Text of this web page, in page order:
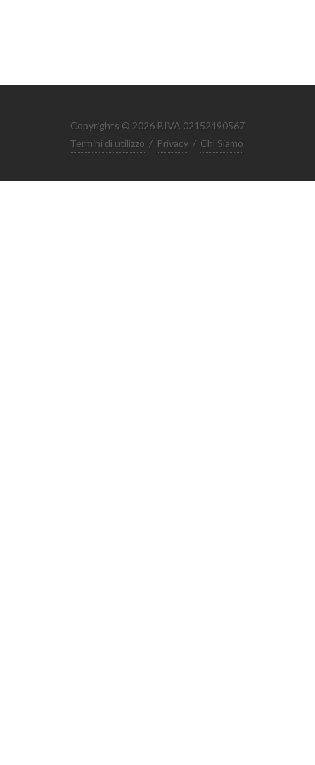
Copyrights © 2026 P.IVA 02152490567
Termini di utilizzo / Privacy / Chi Siamo